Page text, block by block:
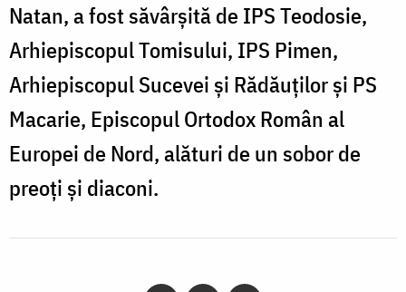
Natan, a fost săvârşită de IPS Teodosie,
Arhiepiscopul Tomisului, IPS Pimen,
Arhiepiscopul Sucevei şi Rădăuţilor şi PS
Macarie, Episcopul Ortodox Român al
Europei de Nord, alături de un sobor de
preoţi şi diaconi.